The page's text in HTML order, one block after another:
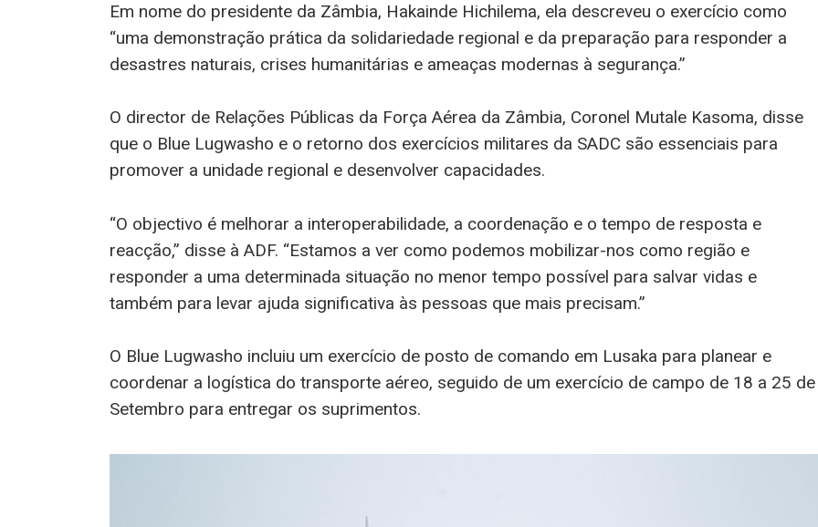
Em nome do presidente da Zâmbia, Hakainde Hichilema, ela descreveu o exercício como
“uma demonstração prática da solidariedade regional e da preparação para responder a
desastres naturais, crises humanitárias e ameaças modernas à segurança.”
O director de Relações Públicas da Força Aérea da Zâmbia, Coronel Mutale Kasoma, disse
que o Blue Lugwasho e o retorno dos exercícios militares da SADC são essenciais para
promover a unidade regional e desenvolver capacidades.
⁠“O objectivo é melhorar a interoperabilidade, a coordenação e o tempo de resposta e
reacção,” disse à ADF. “Estamos a ver como podemos mobilizar-nos como região e
responder a uma determinada situação no menor tempo possível para salvar vidas e
também para levar ajuda significativa às pessoas que mais precisam.”
O Blue Lugwasho incluiu um exercício de posto de comando em Lusaka para planear e
coordenar a logística do transporte aéreo, seguido de um exercício de campo de 18 a 25 de
Setembro para entregar os suprimentos.